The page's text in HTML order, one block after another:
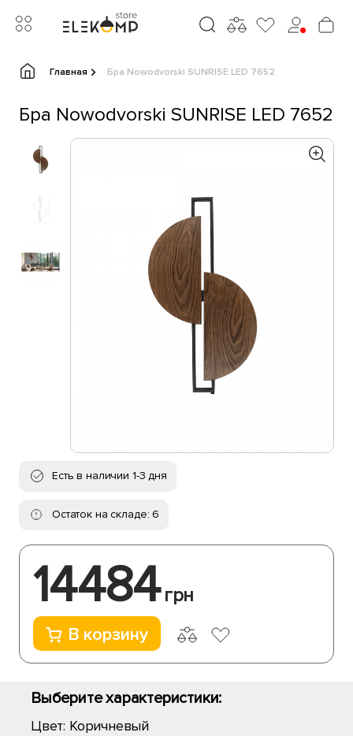
Главная Бра Nowodvorski SUNRISE LED 7652
Бра Nowodvorski SUNRISE LED 7652
Есть в наличии 1-3 дня
Остаток на складе: 6
14484 грн
В корзину
Выберите характеристики:
Цвет: Коричневый